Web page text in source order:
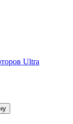
Ultra